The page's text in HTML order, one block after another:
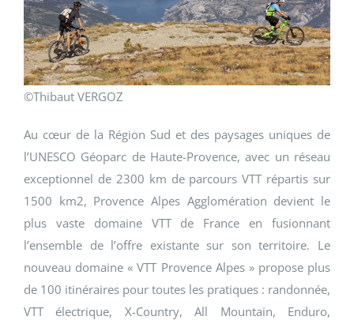
©Thibaut VERGOZ
Au cœur de la Région Sud et des paysages uniques de
l’UNESCO Géoparc de Haute-Provence, avec un réseau
exceptionnel de 2300 km de parcours VTT répartis sur
1500 km2, Provence Alpes Agglomération devient le
plus vaste domaine VTT de France en fusionnant
l’ensemble de l’offre existante sur son territoire. Le
nouveau domaine « VTT Provence Alpes » propose plus
de 100 itinéraires pour toutes les pratiques : randonnée,
VTT électrique, X-Country, All Mountain, Enduro,